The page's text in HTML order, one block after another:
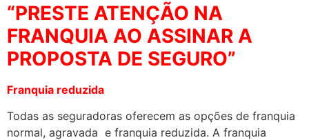
“PRESTE ATENÇÃO NA
FRANQUIA AO ASSINAR A
PROPOSTA DE SEGURO”
Franquia reduzida
Todas as seguradoras oferecem as opções de franquia
normal, agravada e franquia reduzida. A franquia